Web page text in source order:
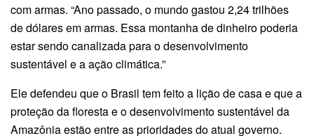
com armas. “Ano passado, o mundo gastou 2,24 trilhões
de dólares em armas. Essa montanha de dinheiro poderia
estar sendo canalizada para o desenvolvimento
sustentável e a ação climática.”
Ele defendeu que o Brasil tem feito a lição de casa e que a
proteção da floresta e o desenvolvimento sustentável da
Amazônia estão entre as prioridades do atual governo.